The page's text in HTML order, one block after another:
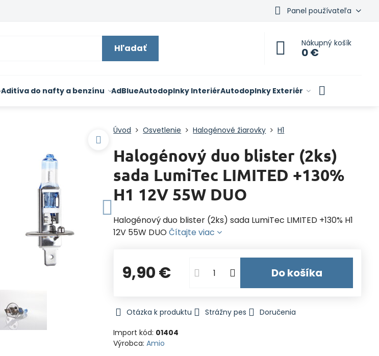
Panel používateľa
Hľadať Nákupný košík
0 €
Aditíva do nafty a benzínu AdBlueAutodoplnky InteriérAutodoplnky Exteriér
Úvod Osvetlenie Halogénové žiarovky H1
Halogénový duo blister (2ks)
sada LumiTec LIMITED +130%
H1 12V 55W DUO
Halogénový duo blister (2ks) sada LumiTec LIMITED +130% H1
12V 55W DUOČítajte viac
9,90 € Do košíka
Otázka k produktu Strážny pes
Doručenia
Import kód: 01404
Výrobca:Amio